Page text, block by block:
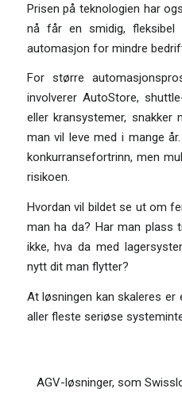
Prisen på teknologien har
nå får en smidig, fleksibel
automasjon for mindre
For større
involverer AutoStore,
eller kransystemer, snakker
man vil leve med i mange
konkurransefortrinn, men
risikoen.
Hvordan vil bildet se ut om
man ha da? Har man plass
ikke, hva da med
nytt dit man flytter?
At løsningen kan skaleres er
aller fleste seriøse
AGV-løsninger, som